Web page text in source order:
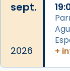
Aquest
missa
comitè
del Sant
sept.
2026
+